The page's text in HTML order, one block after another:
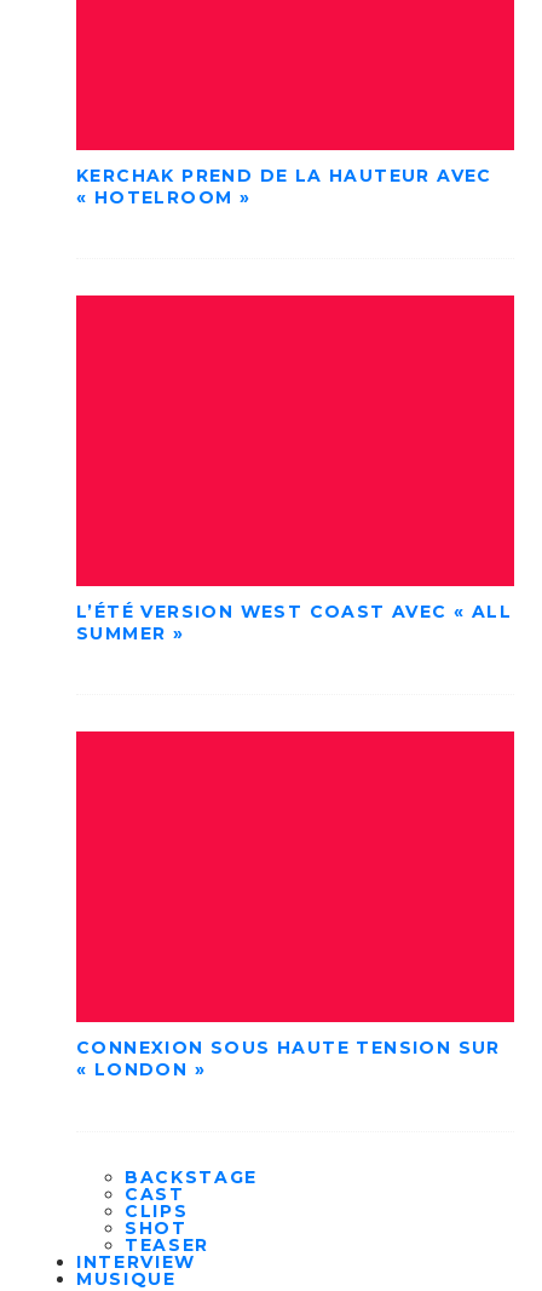
KERCHAK PREND DE LA HAUTEUR AVEC
« HOTELROOM »
L’ÉTÉ VERSION WEST COAST AVEC « ALL
SUMMER »
CONNEXION SOUS HAUTE TENSION SUR
« LONDON »
BACKSTAGE
CAST
CLIPS
SHOT
TEASER
INTERVIEW
MUSIQUE